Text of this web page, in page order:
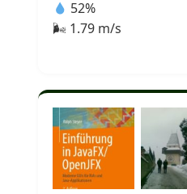
52%
🌬 1.79 m/s